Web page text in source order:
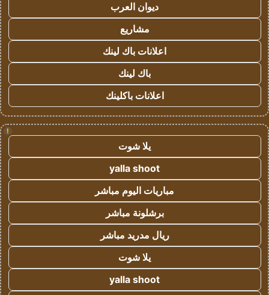
ديوان العرب
مشاريع
اعلانات باك لينك
باك لينك
اعلانات باكلينك
!
يلا شوت
yalla shoot
مباريات اليوم مباشر
برشلونة مباشر
ريال مدريد مباشر
يلا شوت
yalla shoot